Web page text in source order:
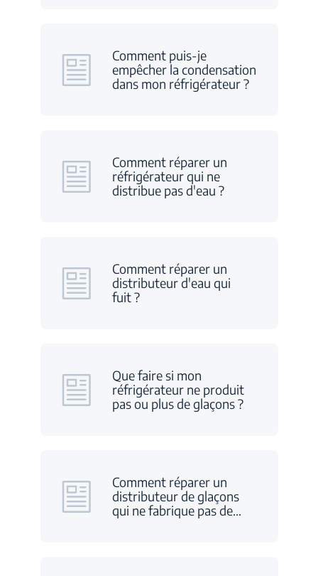
Comment puis-je
empêcher la condensation
dans mon réfrigérateur ?
Comment réparer un
réfrigérateur qui ne
distribue pas d'eau ?
Comment réparer un
distributeur d'eau qui
fuit ?
Que faire si mon
réfrigérateur ne produit
pas ou plus de glaçons ?
Comment réparer un
distributeur de glaçons
qui ne fabrique pas de…